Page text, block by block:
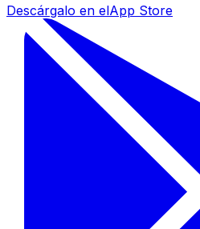
Descárgalo en elApp Store